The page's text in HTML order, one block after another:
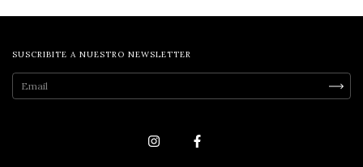
SUSCRIBITE A NUESTRO NEWSLETTER